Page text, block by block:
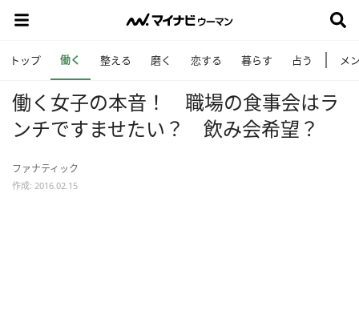
トップ 働く 整える 磨く 恋する 暮らす 占う メ
働く女子の本音！ 職場の食事会はラ
ンチですませたい？ 飲み会希望？
ファナティック
作成: 2016.02.15